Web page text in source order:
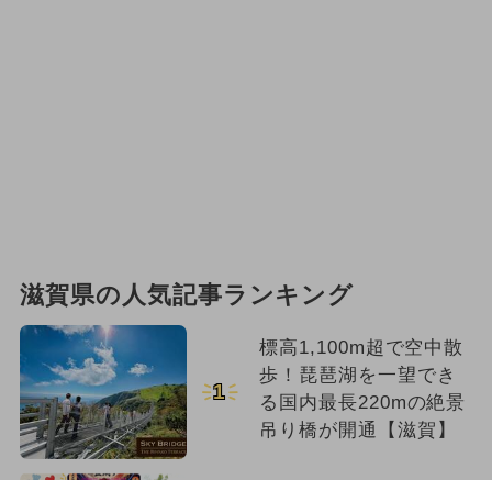
滋賀県の人気記事ランキング
1
標高1,100m超で空中散
歩！琵琶湖を一望でき
る国内最長220mの絶景
吊り橋が開通【滋賀】